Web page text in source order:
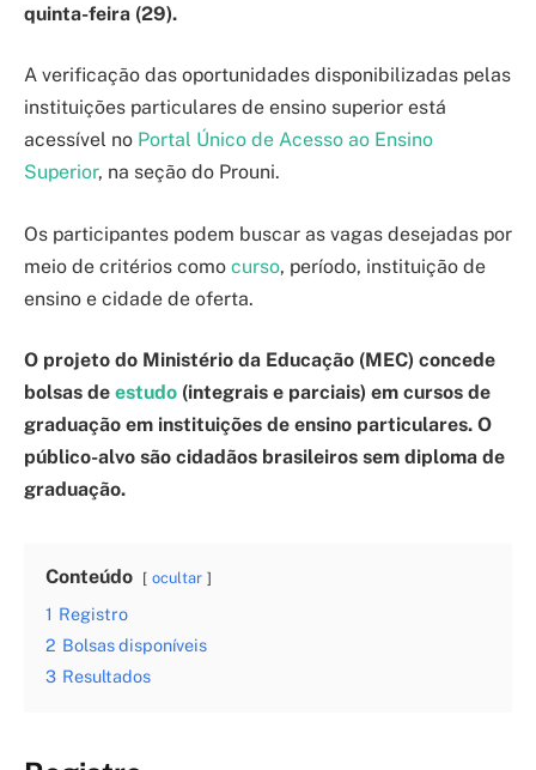
quinta-feira (29).
A verificação das oportunidades disponibilizadas pelas
instituições particulares de ensino superior está
acessível no Portal Único de Acesso ao Ensino
Superior, na seção do Prouni.
Os participantes podem buscar as vagas desejadas por
meio de critérios como curso, período, instituição de
ensino e cidade de oferta.
O projeto do Ministério da Educação (MEC) concede
bolsas de estudo (integrais e parciais) em cursos de
graduação em instituições de ensino particulares. O
público-alvo são cidadãos brasileiros sem diploma de
graduação.
Conteúdo ocultar
1 Registro
2 Bolsas disponíveis
3 Resultados